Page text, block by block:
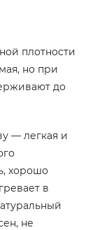
плотности
но при
до
— легкая и
хорошо
в
не